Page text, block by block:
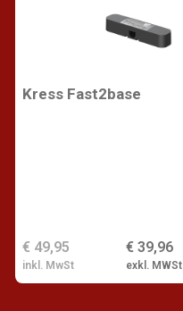
Kress Fast2base
€ 39,96
exkl. MWSt
€ 49,95
inkl. MwSt